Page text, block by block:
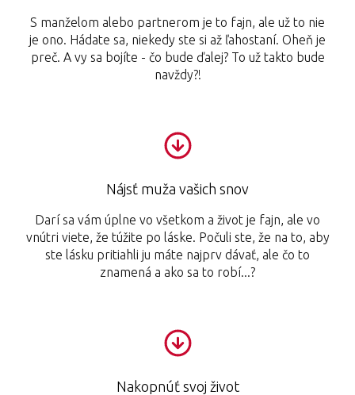
S manželom alebo partnerom je to fajn, ale už to nie
je ono. Hádate sa, niekedy ste si až ľahostaní. Oheň je
preč. A vy sa bojíte - čo bude ďalej? To už takto bude
navždy?!
Nájsť muža vašich snov
Darí sa vám úplne vo všetkom a život je fajn, ale vo
vnútri viete, že túžite po láske. Počuli ste, že na to, aby
ste lásku pritiahli ju máte najprv dávať, ale čo to
znamená a ako sa to robí...?
Nakopnúť svoj život